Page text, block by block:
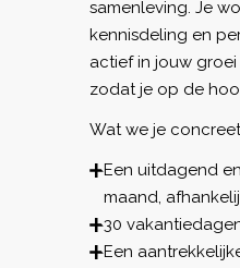
samenleving. Je
kennisdeling en
actief in jouw
zodat je op de
Wat we je
Een uitdagend
maand,
30
Een